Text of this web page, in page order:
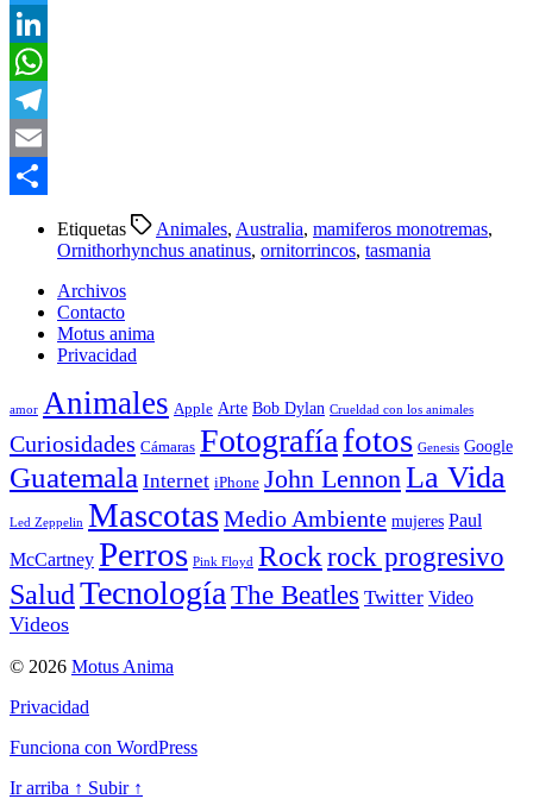
Twitter
LinkedIn
WhatsApp
Telegram
Email
Etiquetas Animales, Australia, mamiferos monotremas,
Ornithorhynchus anatinus, ornitorrincos, tasmania
Archivos
Contacto
Motus anima
Privacidad
amor Animales Apple Arte Bob Dylan Crueldad con los animales
Curiosidades Cámaras Fotografíafotos Genesis Google
Guatemala Internet iPhone John Lennon La Vida
Led Zeppelin MascotasMedio Ambiente mujeres Paul
McCartney Perros Pink Floyd Rock rock progresivo
SaludTecnología The Beatles Twitter Video
Videos
© 2026 Motus Anima
Privacidad
Funciona con WordPress
Ir arriba ↑ Subir ↑